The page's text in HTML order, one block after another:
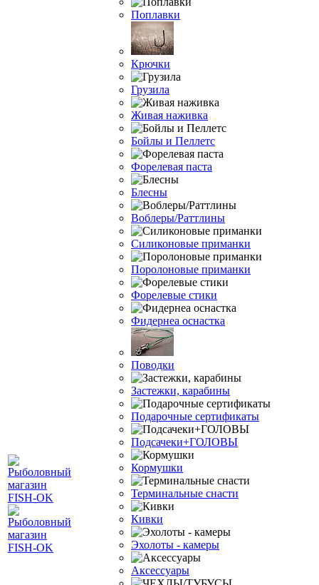
Поплавки
Крючки
Грузила
Живая наживка
Бойлы и Пеллетс
Форелевая паста
Блесны
Воблеры/Раттлины
Силиконовые приманки
Поролоновые приманки
Форелевые стики
Фидернеа оснастка
Поводки
Застежки, карабины
Подарочные сертификаты
Подсачеки+ГОЛОВЫ
Кормушки
Терминальные снасти
Кивки
Эхолоты - камеры
Аксессуары